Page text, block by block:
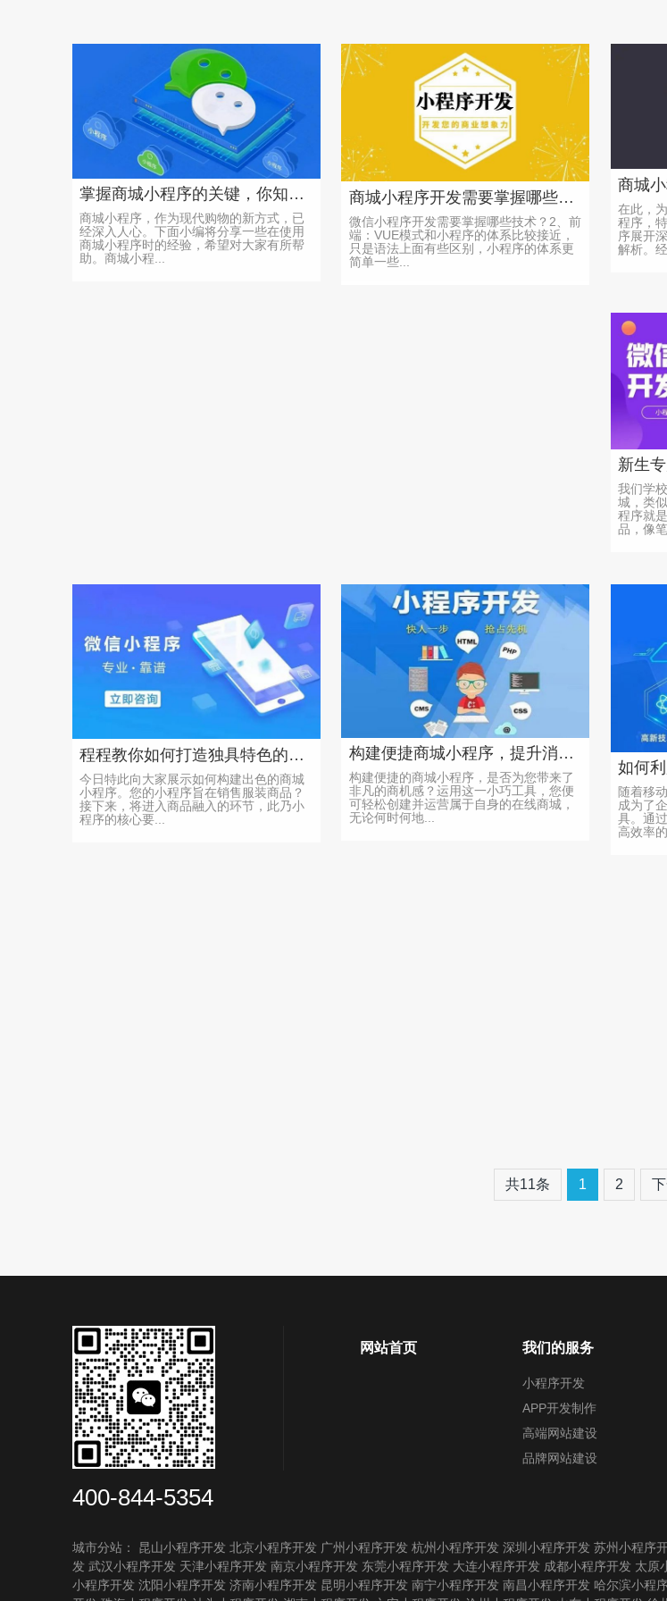
掌握商城小程序的关键，你知道吗？
商城小程序，作为现代购物的新方式，已
经深入人心。下面小编将分享一些在使用
商城小程序时的经验，希望对大家有所帮
助。商城小程...
商城小程序开发需要掌握哪些技术？-需求沟通-交互设计
微信小程序开发需要掌握哪些技术？2、前
端：VUE模式和小程序的体系比较接近，
只是语法上面有些区别，小程序的体系更
简单一些...
在此，
程序，
序展开
解析。经
我们学
城，类
程序就
品，像
程程教你如何打造独具特色的商城小程序，实现销售目标
今日特此向大家展示如何构建出色的商城
小程序。您的小程序旨在销售服装商品？
接下来，将进入商品融入的环节，此乃小
程序的核心要...
构建便捷商城小程序，提升消费者购物体验的秘诀
构建便捷的商城小程序，是否为您带来了
非凡的商机感？运用这一小巧工具，您便
可轻松创建并运营属于自身的在线商城，
无论何时何地...
随着移
成为了
具。通
高效率
共11条 1 2
400-844-5354
网站首页 我们的服务
小程序开发
APP开发制作
高端网站建设
品牌网站建设
城市分站： 昆山小程序开发 北京小程序开发 广州小程序开发 杭州小程序开发 深圳小程序开发 苏州小程序
发 武汉小程序开发 天津小程序开发 南京小程序开发 东莞小程序开发 大连小程序开发 成都小程序开发 太原
小程序开发 沈阳小程序开发 济南小程序开发 昆明小程序开发 南宁小程序开发 南昌小程序开发 哈尔滨小程